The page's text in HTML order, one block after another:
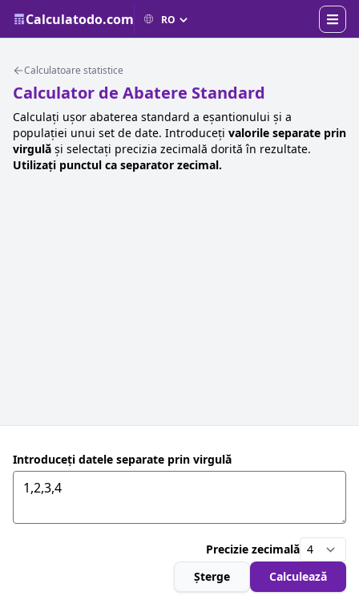
Calculatodo.com
Calculatoare statistice
Calculator de Abatere Standard
Calculați ușor abaterea standard a eșantionului și a
populației unui set de date. Introduceți valorile separate prin
virgulă și selectați precizia zecimală dorită în rezultate.
Utilizați punctul ca separator zecimal.
Introduceți datele separate prin virgulă
Precizie zecimală
Șterge
Calculează